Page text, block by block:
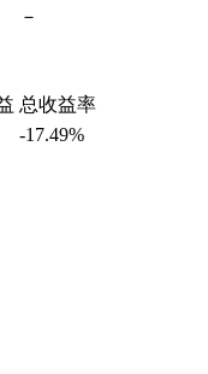
－
总收益率
-17.49%